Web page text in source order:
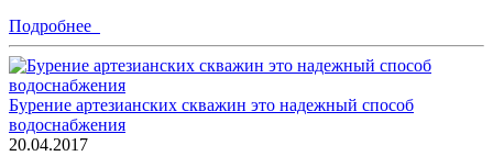
Подробнее
Бурение артезианских скважин это надежный способ
водоснабжения
20.04.2017